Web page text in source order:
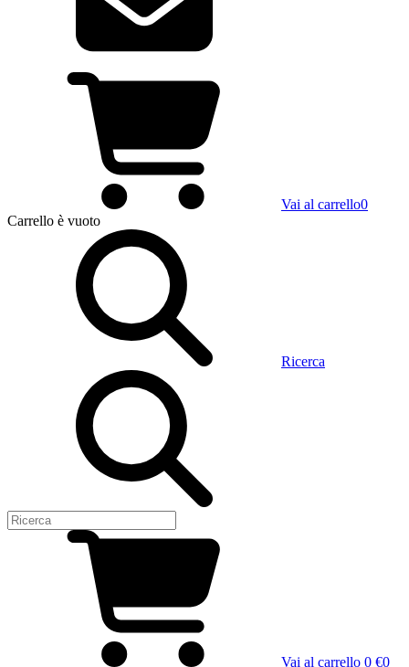
Vai al carrello0
Carrello è vuoto
Ricerca
Vai al carrello 0 €0